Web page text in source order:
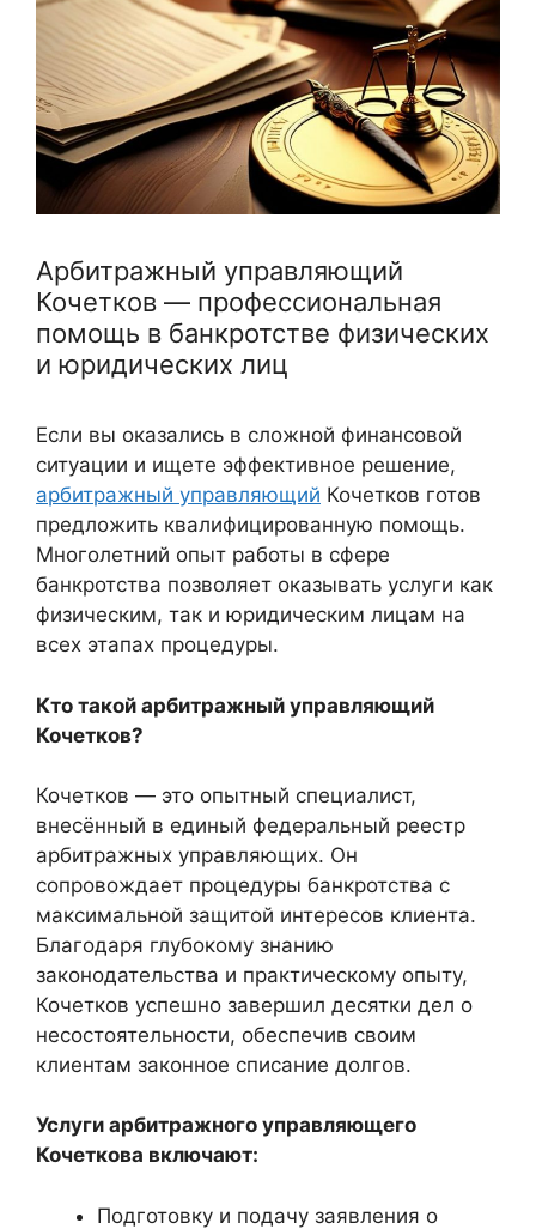
Арбитражный управляющий
Кочетков — профессиональная
помощь в банкротстве физических
и юридических лиц
Если вы оказались в сложной финансовой
ситуации и ищете эффективное решение,
арбитражный управляющий Кочетков готов
предложить квалифицированную помощь.
Многолетний опыт работы в сфере
банкротства позволяет оказывать услуги как
физическим, так и юридическим лицам на
всех этапах процедуры.
Кто такой арбитражный управляющий
Кочетков?
Кочетков — это опытный специалист,
внесённый в единый федеральный реестр
арбитражных управляющих. Он
сопровождает процедуры банкротства с
максимальной защитой интересов клиента.
Благодаря глубокому знанию
законодательства и практическому опыту,
Кочетков успешно завершил десятки дел о
несостоятельности, обеспечив своим
клиентам законное списание долгов.
Услуги арбитражного управляющего
Кочеткова включают:
Подготовку и подачу заявления о